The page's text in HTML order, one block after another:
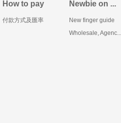
How to pay
付款方式及匯率
Newbie on ...
New finger guide
Wholesale, Agenc...